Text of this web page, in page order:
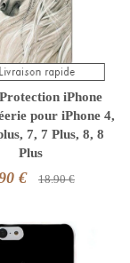
iPhone
pour iPhone 4,
7, 7 Plus, 8, 8
Plus
€ 18.90 €